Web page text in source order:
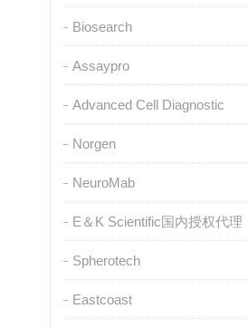
Biosearch
Assaypro
Advanced Cell Diagnostic
Norgen
NeuroMab
E＆K Scientific国内授权代理
Spherotech
Eastcoast